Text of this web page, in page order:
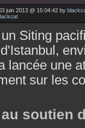
juin 2013 @ 15:04:42 by
Siting
lancée une
sur les
soutien